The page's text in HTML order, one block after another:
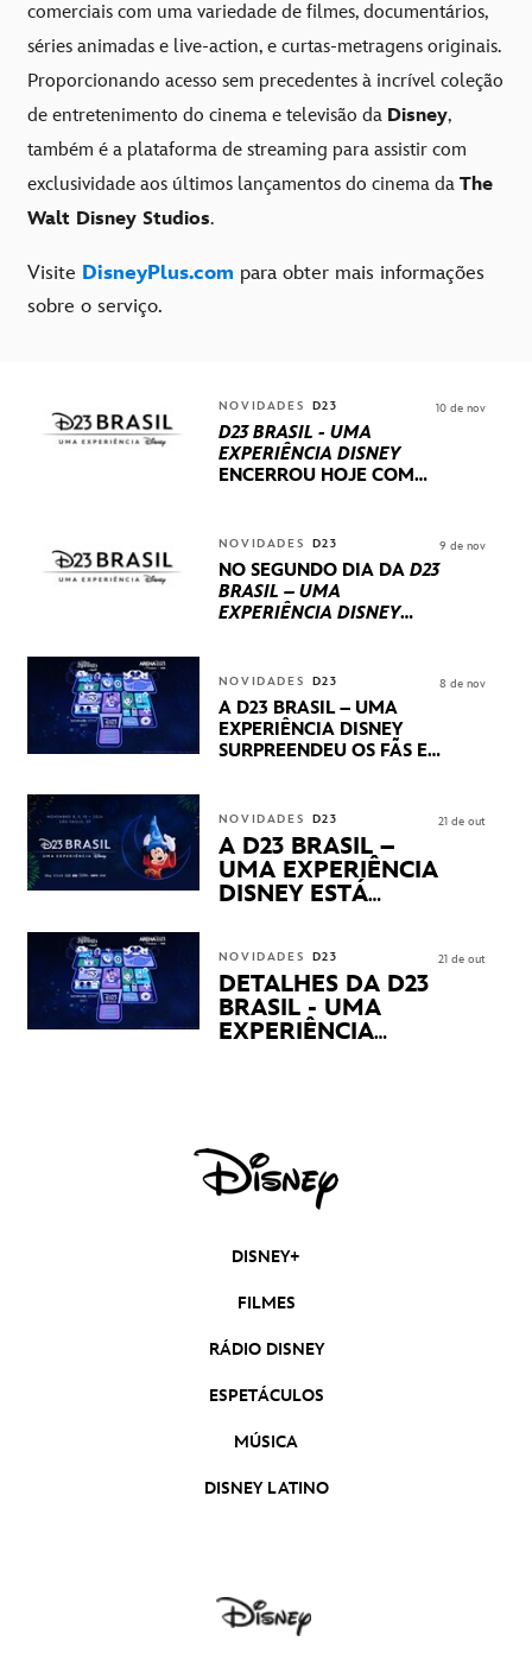
comerciais com uma variedade de filmes, documentários,
séries animadas e live-action, e curtas-metragens originais.
Proporcionando acesso sem precedentes à incrível coleção
de entretenimento do cinema e televisão da Disney,
também é a plataforma de streaming para assistir com
exclusividade aos últimos lançamentos do cinema da The
Walt Disney Studios.
Visite DisneyPlus.com para obter mais informações
sobre o serviço.
NOVIDADES D23
D23 BRASIL - UMA
EXPERIÊNCIA DISNEY
ENCERROU HOJE COM
INTERNACIONAIS E
PRODUÇÕES BRASILEIRAS
10 de nov
NOVIDADES D23
NO SEGUNDO DIA DA D23
BRASIL – UMA
EXPERIÊNCIA DISNEY
STUDIOS REVELARAM
PRÉVIAS E NOVIDADES
DOS SEUS PRÓXIMOS
LANÇAMENTOS
9 de nov
NOVIDADES D23
A D23 BRASIL – UMA
EXPERIÊNCIA DISNEY
SURPREENDEU OS FÃS EM
APRESENTAÇÕES E
PRODUTOS EXCLUSIVOS
NO TRANSAMÉRICA EXPO
CENTER EM SÃO PAULO
8 de nov
NOVIDADES D23
A D23 BRASIL –
UMA EXPERIÊNCIA
DISNEY ESTÁ
21 de out
NOVIDADES D23
DETALHES DA D23
BRASIL - UMA
EXPERIÊNCIA
21 de out
DISNEY+
FILMES
RÁDIO DISNEY
ESPETÁCULOS
MÚSICA
DISNEY LATINO